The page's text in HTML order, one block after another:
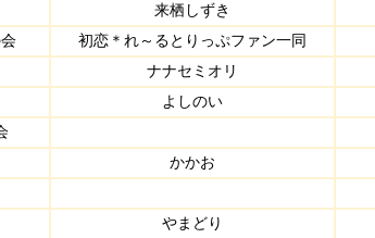
来栖しずき
初恋＊れ～るとりっぷファン一同
ナナセミオリ
よしのい
かかお
やまどり